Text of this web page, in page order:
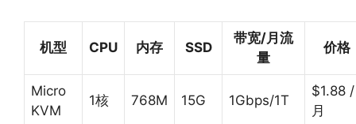
机型 CPU 内存 SSD
带宽/月流
量
价格
Micro
KVM
1核 768M 15G 1Gbps/1T
$1.88 /
月